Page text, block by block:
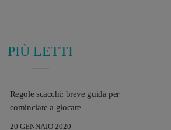
PIÙ LETTI
Regole scacchi: breve guida per
cominciare a giocare
20 GENNAIO 2020